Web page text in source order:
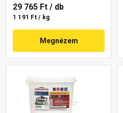
29 765 Ft / db
1 191 Ft / kg
Megnézem